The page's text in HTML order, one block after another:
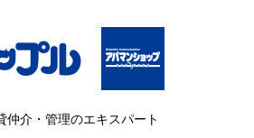
仲介・管理のエキスパート